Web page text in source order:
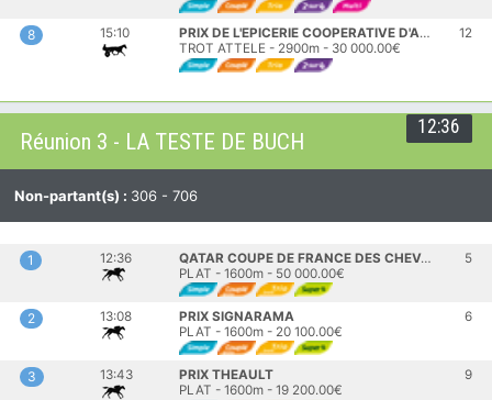
8 15:10
PRIX DE L'EPICERIE COOPERATIVE D'AMIENS
TROT ATTELE - 2900m - 30 000.00€
12
12:36
Réunion 3 - LA TESTE DE BUCH
Non-partant(s) : 306 - 706
1 12:36
QATAR COUPE DE FRANCE DES CHEVAUX ARABES
PLAT - 1600m - 50 000.00€
5
2 13:08
PRIX SIGNARAMA
PLAT - 1600m - 20 100.00€
6
3 13:43
PRIX THEAULT
PLAT - 1600m - 19 200.00€
9